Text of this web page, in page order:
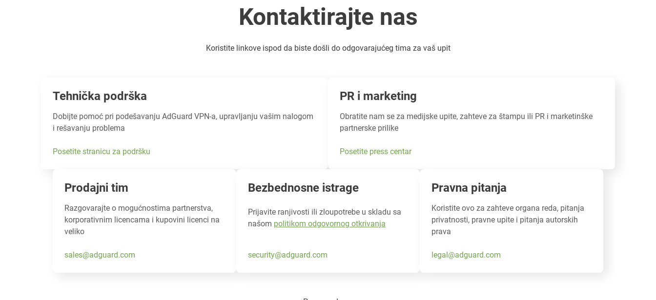
Kontaktirajte nas
Koristite linkove ispod da biste došli do odgovarajućeg tima za vaš upit
Tehnička podrška
Dobijte pomoć pri podešavanju AdGuard VPN-a, upravljanju vašim nalogom
i rešavanju problema
Posetite stranicu za podršku
PR i marketing
Obratite nam se za medijske upite, zahteve za štampu ili PR i marketinške
partnerske prilike
Posetite press centar
Prodajni tim
Razgovarajte o mogućnostima partnerstva,
korporativnim licencama i kupovini licenci na
veliko
sales@adguard.com
Bezbednosne istrage
Prijavite ranjivosti ili zloupotrebe u skladu sa
našom politikom odgovornog otkrivanja
security@adguard.com
Pravna pitanja
Koristite ovo za zahteve organa reda, pitanja
privatnosti, pravne upite i pitanja autorskih
prava
legal@adguard.com